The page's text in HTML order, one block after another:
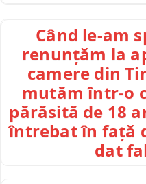
Când le-am
renunțăm la
camere din
mutăm într-o
părăsită de 18
întrebat în față
dat